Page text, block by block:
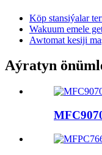
Köp stansiýalar
Wakuum emele
Awtomat kesiji
Aýratyn